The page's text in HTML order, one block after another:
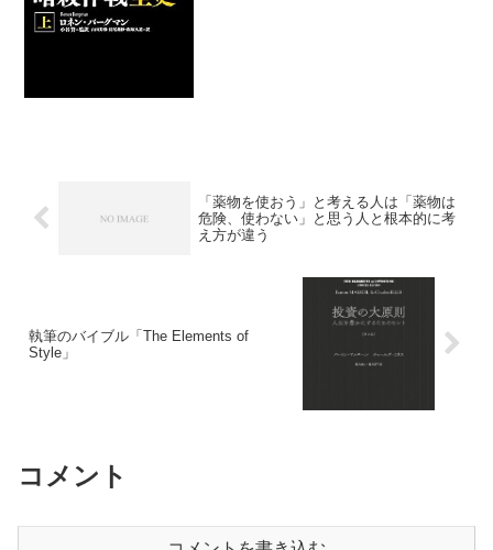
「薬物を使おう」と考える人は「薬物は
危険、使わない」と思う人と根本的に考
え方が違う
執筆のバイブル「The Elements of
Style」
コメント